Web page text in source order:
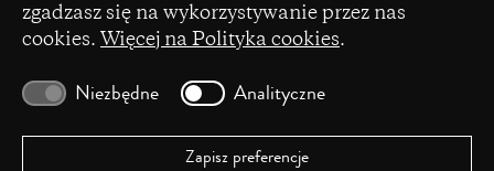
zgadzasz się na wykorzystywanie przez nas
cookies. Więcej na Polityka cookies.
Niezbędne Analityczne
Zapisz preferencje
in
a
window)
Ministerstwa Nauki i Szkolnictwa Wyższego na
podstawie umowy Nr 86/WCN/2019/1 z dnia 19
programu „Wsparcie dla czasopism naukowych”.